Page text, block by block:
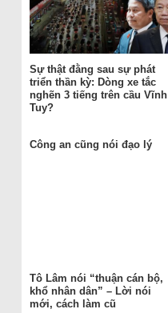
Sự thật đằng sau sự phát
triển thần kỳ: Dòng xe tắc
nghẽn 3 tiếng trên cầu Vĩnh
Tuy?
Công an cũng nói đạo lý
Tô Lâm nói “thuận cán bộ,
khổ nhân dân” – Lời nói
mới, cách làm cũ